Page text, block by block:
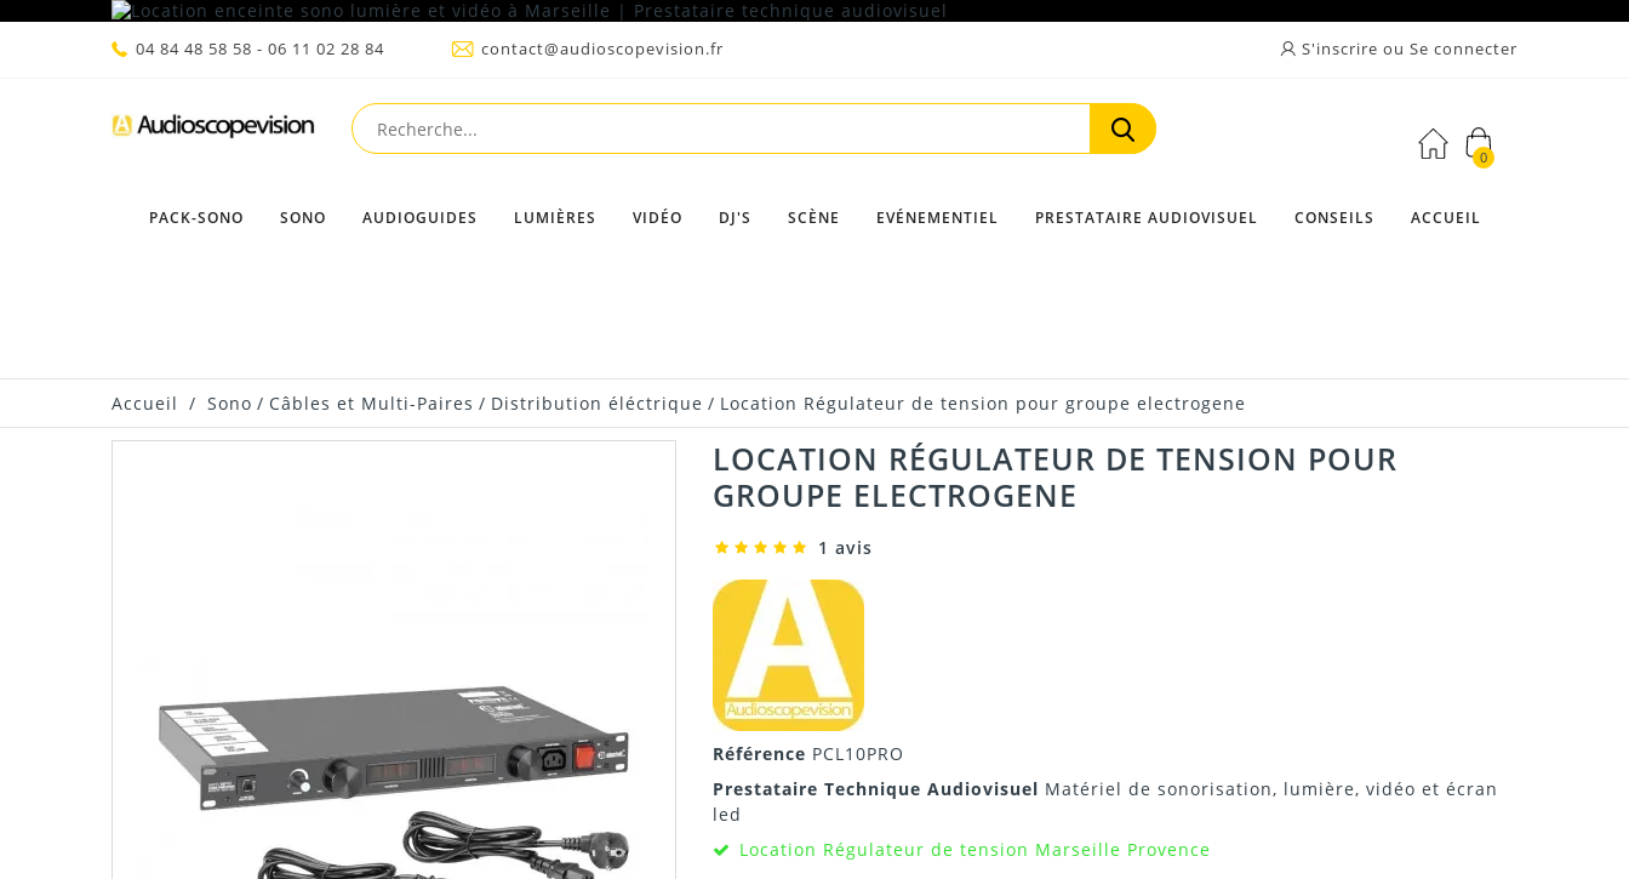
S'inscrire ou Se connecter
04 84 48 58 58 - 06 11 02 28 84 contact@audioscopevision.fr
0
PACK-SONO SONO AUDIOGUIDES LUMIÈRES VIDÉO DJ'S SCÈNE EVÉNEMENTIEL PRESTATAIRE AUDIOVISUEL CONSEILS ACCUEIL
Accueil / Sono / Câbles et Multi-Paires / Distribution éléctrique / Location Régulateur de tension pour groupe electrogene
LOCATION RÉGULATEUR DE TENSION POUR
GROUPE ELECTROGENE
1 avis
Référence PCL10PRO
Prestataire Technique Audiovisuel Matériel de sonorisation, lumière, vidéo et écran
led
Location Régulateur de tension Marseille Provence